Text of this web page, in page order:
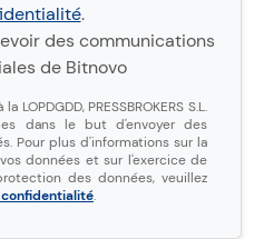
.
des communications
de Bitnovo
PRESSBROKERS S.L.
dans le but d'envoyer des
Pour plus d'informations sur la
données et sur l'exercice de
des données, veuillez
.